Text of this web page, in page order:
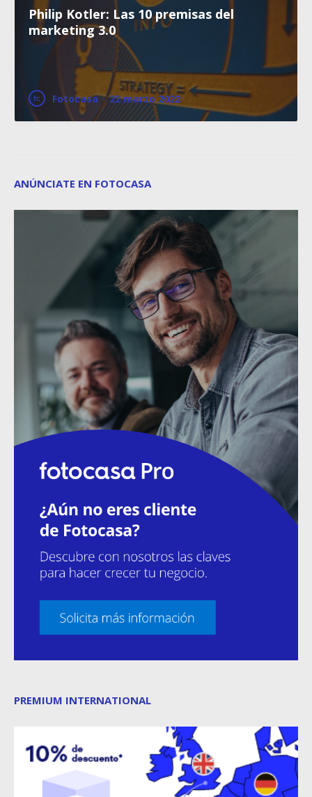
Philip Kotler: Las 10 premisas del
marketing 3.0
Fotocasa · 22 marzo 2022
ANÚNCIATE EN FOTOCASA
PREMIUM INTERNATIONAL